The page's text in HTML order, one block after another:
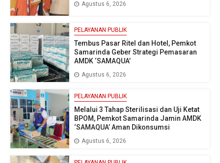
Agustus 6, 2026
PELAYANAN PUBLIK
Tembus Pasar Ritel dan Hotel, Pemkot
Samarinda Geber Strategi Pemasaran
AMDK ‘SAMAQUA’
Agustus 6, 2026
PELAYANAN PUBLIK
Melalui 3 Tahap Sterilisasi dan Uji Ketat
BPOM, Pemkot Samarinda Jamin AMDK
‘SAMAQUA’ Aman Dikonsumsi
Agustus 6, 2026